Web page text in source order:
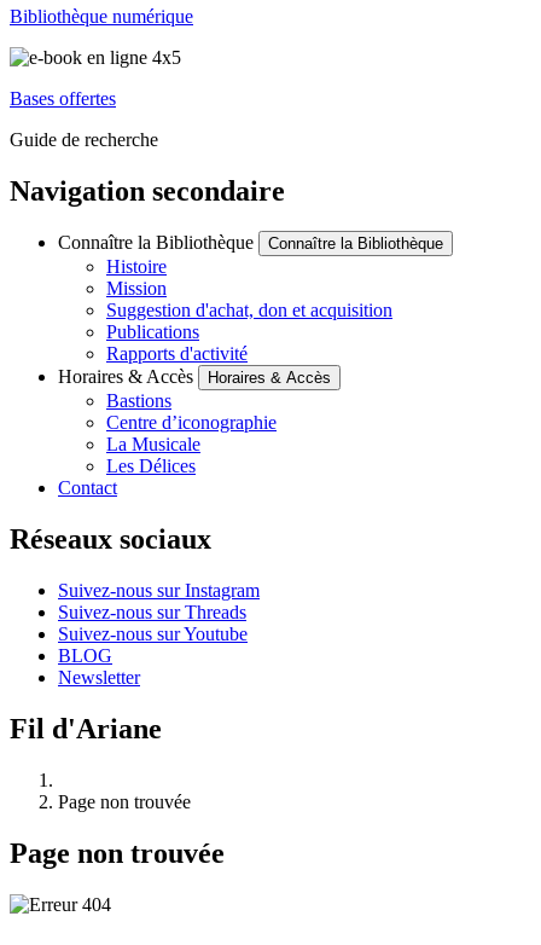
Bibliothèque numérique
Bases offertes
Guide de recherche
Navigation secondaire
Connaître la Bibliothèque Connaître la Bibliothèque
Histoire
Mission
Suggestion d'achat, don et acquisition
Publications
Rapports d'activité
Horaires & Accès
Horaires & Accès
Bastions
Centre d’iconographie
La Musicale
Les Délices
Contact
Réseaux sociaux
Suivez-nous sur Instagram
Suivez-nous sur Threads
Suivez-nous sur Youtube
BLOG
Newsletter
Fil d'Ariane
Page non trouvée
Page non trouvée